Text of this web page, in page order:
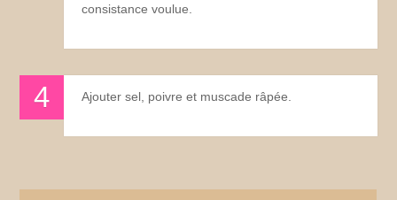
consistance voulue.
Ajouter sel, poivre et muscade râpée.